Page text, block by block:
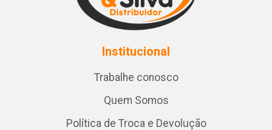
Institucional
Trabalhe conosco
Quem Somos
Política de Troca e Devolução